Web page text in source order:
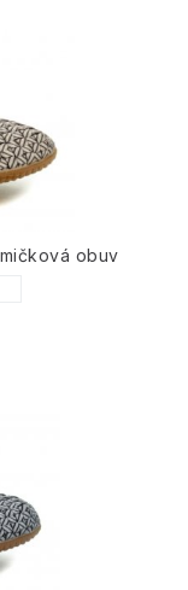
obuv